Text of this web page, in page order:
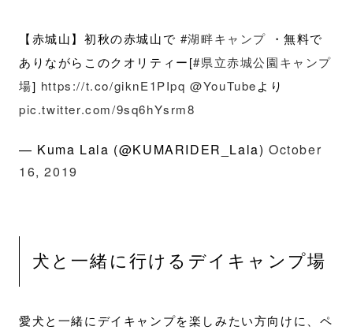
【赤城山】初秋の赤城山で #湖畔キャンプ ・無料で
ありながらこのクオリティー[#県立赤城公園キャンプ
場] https://t.co/giknE1PIpq @YouTubeより
pic.twitter.com/9sq6hYsrm8
— Kuma Lala (@KUMARIDER_Lala)October
16, 2019
犬と一緒に行けるデイキャンプ場
愛犬と一緒にデイキャンプを楽しみたい方向けに、ペ